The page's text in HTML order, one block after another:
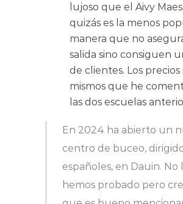
lujoso que el Aivy
quizás es la menos
manera que no
salida sino consiguen
de clientes. Los precios
mismos que he
las dos escuelas
En 2024 ha abierto un
centro de buceo,
españoles, en Dauin. No
hemos probado pero